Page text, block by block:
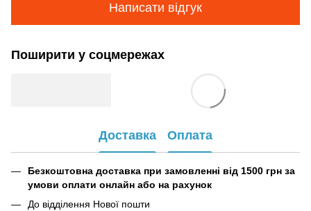
Написати відгук
Поширити у соцмережах
Доставка Оплата
Безкоштовна доставка при замовленні від 1500 грн за
умови оплати онлайн або на рахунок
До відділення Нової пошти